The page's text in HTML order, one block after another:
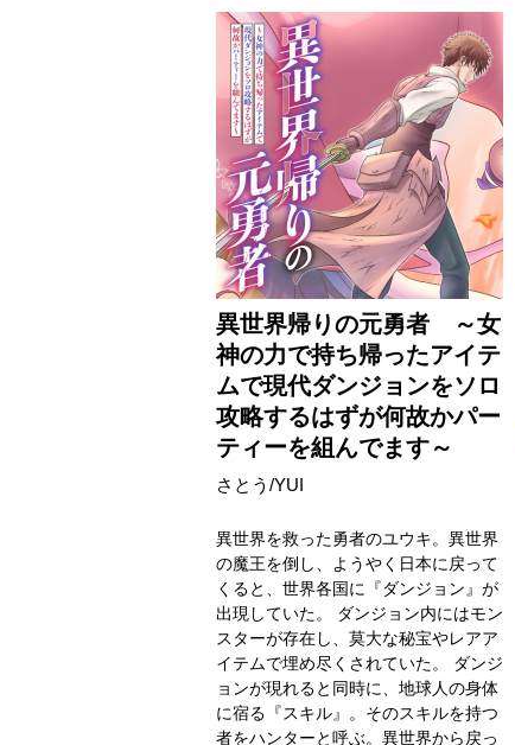
異世界帰りの元勇者 ～女
神の力で持ち帰ったアイテ
ムで現代ダンジョンをソロ
攻略するはずが何故かパー
ティーを組んでます～
さとう/YUI
異世界を救った勇者のユウキ。異世界
の魔王を倒し、ようやく日本に戻って
くると、世界各国に『ダンジョン』が
出現していた。 ダンジョン内にはモン
スターが存在し、莫大な秘宝やレアア
イテムで埋め尽くされていた。 ダンジ
ョンが現れると同時に、地球人の身体
に宿る『スキル』。そのスキルを持つ
者をハンターと呼ぶ。異世界から戻っ